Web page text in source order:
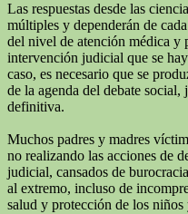
Las respuestas desde las
múltiples y dependerán de
del nivel de atención médica y
intervención judicial que se
caso, es necesario que se
de la agenda del debate
definitiva.
Muchos padres y madres
no realizando las acciones de
judicial, cansados de
al extremo, incluso de
salud y protección de los